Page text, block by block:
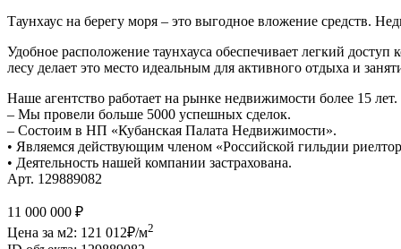
Таунхаус на берегу моря – это выгодное вложение средств.
Удобное расположение таунхауса обеспечивает легкий
лесу делает это место идеальным для активного отдыха и
Наше агентство работает на рынке недвижимости более 15 лет.
– Мы провели больше 5000 успешных сделок.
– Состоим в НП «Кубанская Палата Недвижимости».
• Являемся действующим членом «Российской гильдии
• Деятельность нашей компании застрахована.
Арт. 129889082
11 000 000 ₽
Цена за м2: 121 012₽/м2